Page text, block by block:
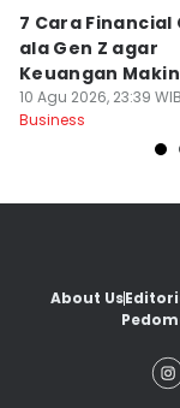
7 Cara Financial
ala Gen Z agar
Keuangan
10 Agu 2026, 23:39 WIB
Business
About Us